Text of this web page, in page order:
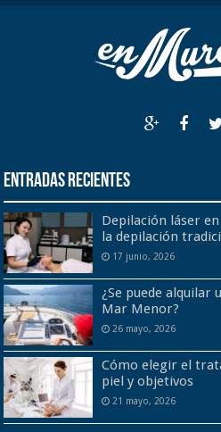
Entradas recientes
Depilación láser
la depilación
17 junio, 2026
¿Se puede alquilar
Mar Menor?
26 mayo, 2026
Cómo elegir el
piel y objetivos
21 mayo, 2026